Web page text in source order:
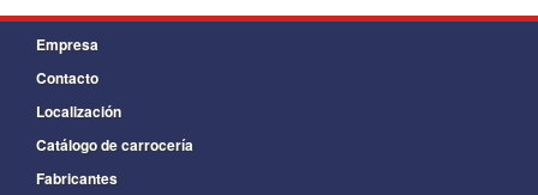
Empresa
Contacto
Localización
Catálogo de carrocería
Fabricantes